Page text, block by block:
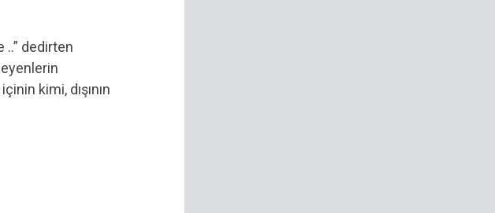
..” dedirten
kimi, dışının